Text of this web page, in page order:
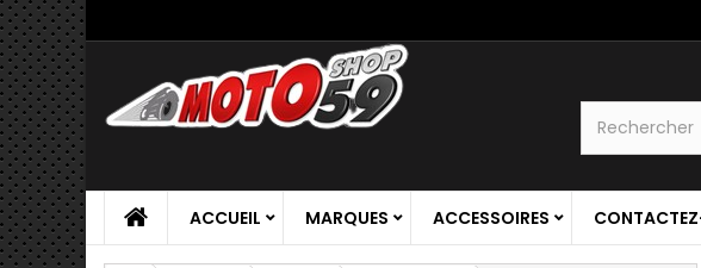
ACCUEIL MARQUES ACCESSOIRES